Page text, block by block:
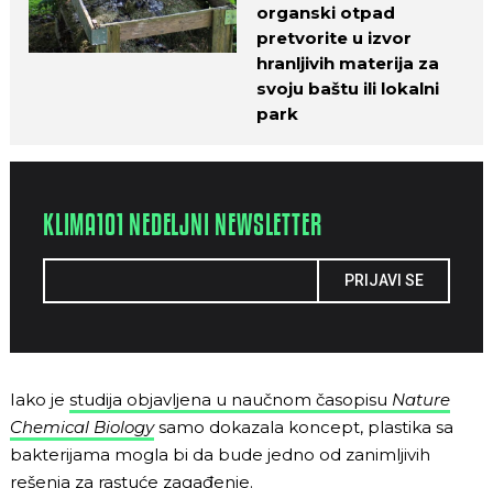
organski otpad
pretvorite u izvor
hranljivih materija za
svoju baštu ili lokalni
park
KLIMA101 NEDELJNI NEWSLETTER
PRIJAVI SE
Iako je studija objavljena u naučnom časopisu Nature
Chemical Biologysamo dokazala koncept, plastika sa
bakterijama mogla bi da bude jedno od zanimljivih
rešenja za rastuće zagađenje.